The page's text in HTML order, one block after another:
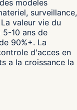
modeles
surveillance,
valeur vie du
10 ans de
90%+. La
d'acces en
a la croissance la